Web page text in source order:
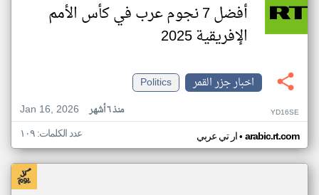
أفضل 7 نجوم عرب في كأس الأمم
الإفريقية 2025
اخبار جزر القمر
Politics
Jan 16, 2026
منذ ٦ أشهر YD16SE
ار تي عربي• arabic.rt.com عدد الكلمات: ١٠٩